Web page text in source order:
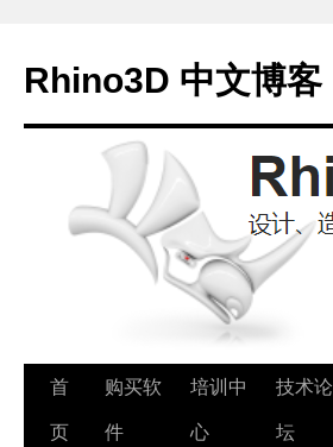
Rhino3D 中文博客
跳
至
首
页
购买软
件
培训中
心
技术论
坛